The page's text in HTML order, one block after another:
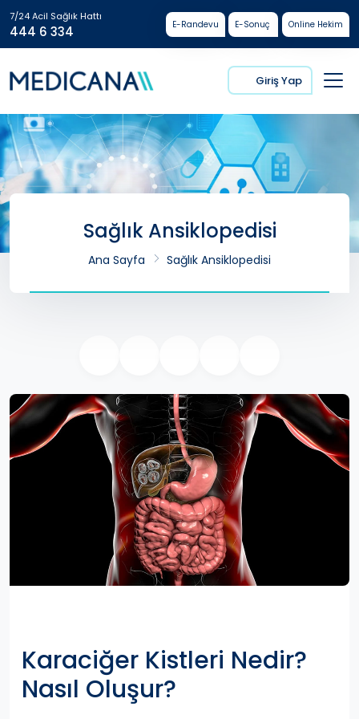
7/24 Acil Sağlık Hattı
444 6 334 E-Randevu E-Sonuç Online Hekim
Giriş Yap
Sağlık Ansiklopedisi
Ana Sayfa Sağlık Ansiklopedisi
Karaciğer Kistleri Nedir?
Nasıl Oluşur?